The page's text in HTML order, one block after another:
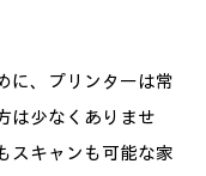
に、プリンターは常
は少なくありませ
スキャンも可能な家